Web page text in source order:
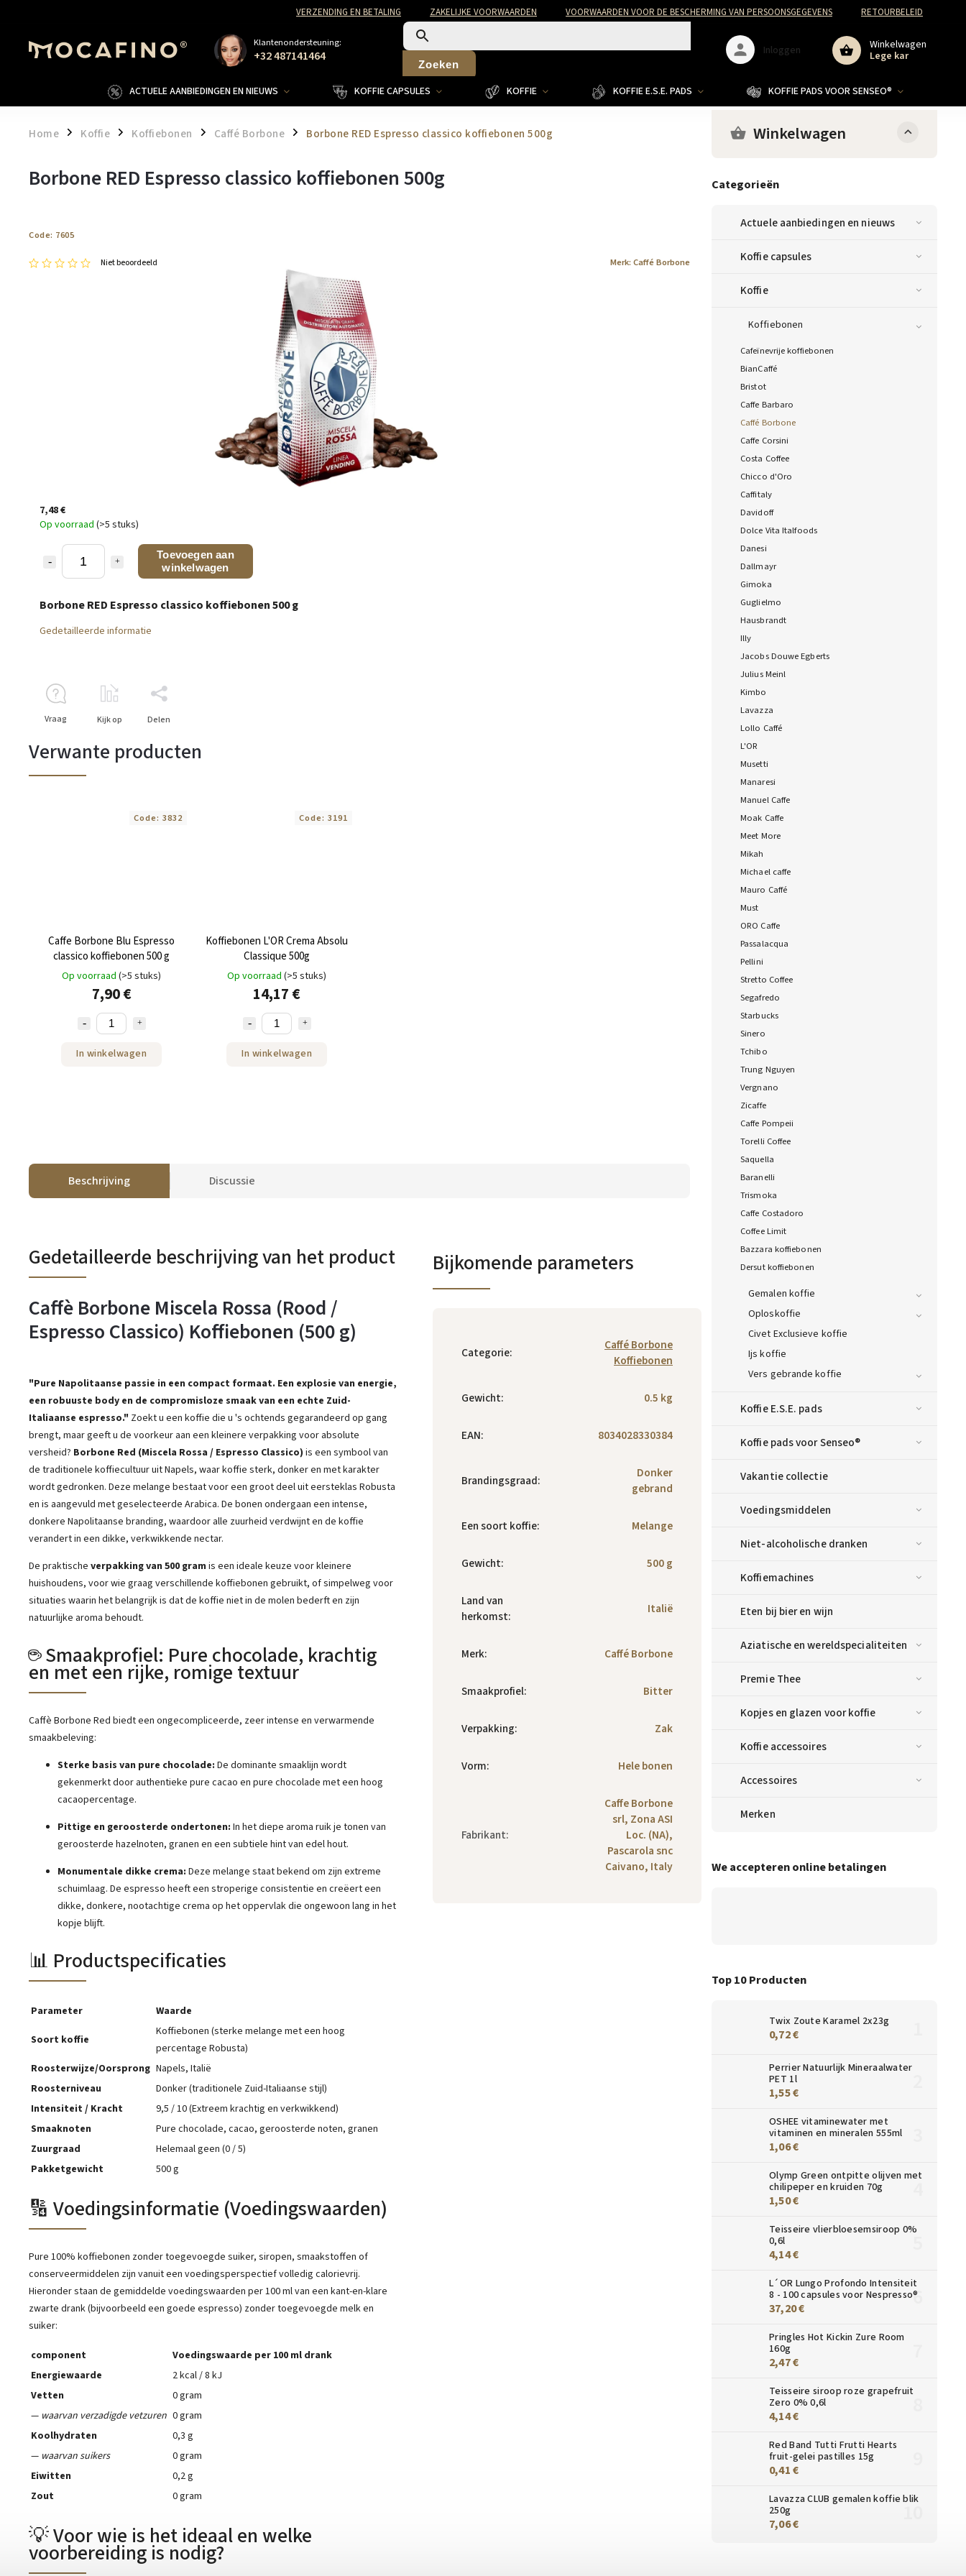
VERZENDING EN BETALING ZAKELIJKE VOORWAARDEN VOORWAARDEN VOOR DE BESCHERMING VAN PERSOONSGEGEVENS RETOURBELEID
Klantenondersteuning:
+32 487141464 Zoeken
Winkelwagen
Lege kar
Inloggen
ACTUELE AANBIEDINGEN EN NIEUWS KOFFIE CAPSULES KOFFIE KOFFIE E.S.E. PADS KOFFIE PADS VOOR SENSEO®
Home / Koffie / Koffiebonen / Caffé Borbone / Borbone RED Espresso classico koffiebonen 500g Winkelwagen
Categorieën
Actuele aanbiedingen en nieuws
Koffie capsules
Koffie
Koffiebonen
Cafeïnevrije koffiebonen
BianCaffé
Bristot
Caffe Barbaro
Caffé Borbone
Caffe Corsini
Costa Coffee
Chicco d'Oro
Caffitaly
Davidoff
Dolce Vita Italfoods
Danesi
Dallmayr
Gimoka
Guglielmo
Hausbrandt
Illy
Jacobs Douwe Egberts
Julius Meinl
Kimbo
Lavazza
Lollo Caffé
L'OR
Musetti
Manaresi
Manuel Caffe
Moak Caffe
Meet More
Mikah
Michael caffe
Mauro Caffé
Must
ORO Caffe
Passalacqua
Pellini
Stretto Coffee
Segafredo
Starbucks
Sinero
Tchibo
Trung Nguyen
Vergnano
Zicaffe
Caffe Pompeii
Torelli Coffee
Saquella
Baranelli
Trismoka
Caffe Costadoro
Coffee Limit
Bazzara koffiebonen
Dersut koffiebonen
Gemalen koffie
Oploskoffie
Civet Exclusieve koffie
Ijs koffie
Vers gebrande koffie
Koffie E.S.E. pads
Koffie pads voor Senseo®
Vakantie collectie
Voedingsmiddelen
Niet-alcoholische dranken
Koffiemachines
Eten bij bier en wijn
Aziatische en wereldspecialiteiten
Premie Thee
Kopjes en glazen voor koffie
Koffie accessoires
Accessoires
Merken
We accepteren online betalingen
Top 10 Producten
Twix Zoute Karamel 2x23g
0,72 €
Perrier Natuurlijk Mineraalwater
PET 1l
1,55 €
OSHEE vitaminewater met
vitaminen en mineralen 555ml
1,06 €
Olymp Green ontpitte olijven met
chilipeper en kruiden 70g
1,50 €
Teisseire vlierbloesemsiroop 0%
0,6l
4,14 €
L´OR Lungo Profondo Intensiteit
8 - 100 capsules voor Nespresso®
37,20 €
Pringles Hot Kickin Zure Room
160g
2,47 €
Teisseire siroop roze grapefruit
Zero 0% 0,6l
4,14 €
Red Band Tutti Frutti Hearts
fruit-gelei pastilles 15g
0,41 €
Lavazza CLUB gemalen koffie blik
250g
7,06 €
Borbone RED Espresso classico koffiebonen 500g
Code: 7605
Niet beoordeeld Merk: Caffé Borbone
7,48 €
Op voorraad (>5 stuks)
Toevoegen aan
winkelwagen
Borbone RED Espresso classico koffiebonen 500 g
Gedetailleerde informatie
Vraag Kijk op Delen
Verwante producten
Caffe Borbone Blu Espresso
classico koffiebonen 500 g
Op voorraad (>5 stuks)
7,90 €
In winkelwagen
Code: 3832
Koffiebonen L'OR Crema Absolu
Classique 500g
Op voorraad (>5 stuks)
14,17 €
In winkelwagen
Code: 3191
Beschrijving Discussie
Gedetailleerde beschrijving van het product
Caffè Borbone Miscela Rossa (Rood /
Espresso Classico) Koffiebonen (500 g)
"Pure Napolitaanse passie in een compact formaat. Een explosie van energie,
een robuuste body en de compromisloze smaak van een echte Zuid-
Italiaanse espresso." Zoekt u een koffie die u 's ochtends gegarandeerd op gang
brengt, maar geeft u de voorkeur aan een kleinere verpakking voor absolute
versheid? Borbone Red (Miscela Rossa / Espresso Classico) is een symbool van
de traditionele koffiecultuur uit Napels, waar koffie sterk, donker en met karakter
wordt gedronken. Deze melange bestaat voor een groot deel uit eersteklas Robusta
en is aangevuld met geselecteerde Arabica. De bonen ondergaan een intense,
donkere Napolitaanse branding, waardoor alle zuurheid verdwijnt en de koffie
verandert in een dikke, verkwikkende nectar.
De praktische verpakking van 500 gram is een ideale keuze voor kleinere
huishoudens, voor wie graag verschillende koffiebonen gebruikt, of simpelweg voor
situaties waarin het belangrijk is dat de koffie niet in de molen bederft en zijn
natuurlijke aroma behoudt.
☕ Smaakprofiel: Pure chocolade, krachtig
en met een rijke, romige textuur
Caffè Borbone Red biedt een ongecompliceerde, zeer intense en verwarmende
smaakbeleving:
Sterke basis van pure chocolade: De dominante smaaklijn wordt
gekenmerkt door authentieke pure cacao en pure chocolade met een hoog
cacaopercentage.
Pittige en geroosterde ondertonen: In het diepe aroma ruik je tonen van
geroosterde hazelnoten, granen en een subtiele hint van edel hout.
Monumentale dikke crema: Deze melange staat bekend om zijn extreme
schuimlaag. De espresso heeft een stroperige consistentie en creëert een
dikke, donkere, nootachtige crema op het oppervlak die ongewoon lang in het
kopje blijft.
📊 Productspecificaties
Parameter
Waarde
Soort koffie
Koffiebonen (sterke melange met een hoog
percentage Robusta)
Roosterwijze/Oorsprong Napels, Italië
Roosterniveau
Donker (traditionele Zuid-Italiaanse stijl)
Intensiteit / Kracht
9,5 / 10 (Extreem krachtig en verkwikkend)
Smaaknoten
Pure chocolade, cacao, geroosterde noten, granen
Zuurgraad
Helemaal geen (0 / 5)
Pakketgewicht
500 g
🔢 Voedingsinformatie (Voedingswaarden)
Pure 100% koffiebonen zonder toegevoegde suiker, siropen, smaakstoffen of
conserveermiddelen zijn vanuit een voedingsperspectief volledig calorievrij.
Hieronder staan ​​de gemiddelde voedingswaarden per 100 ml van een kant-en-klare
zwarte drank (bijvoorbeeld een goede espresso) zonder toegevoegde melk en
suiker:
component
Voedingswaarde per 100 ml drank
Energiewaarde
2 kcal / 8 kJ
Vetten
0 gram
— waarvan verzadigde vetzuren 0 gram
Koolhydraten
0,3 g
— waarvan suikers
0 gram
Eiwitten
0,2 g
Zout
0 gram
💡 Voor wie is het ideaal en welke
voorbereiding is nodig?
Bijkomende parameters
Categorie:
Caffé Borbone
Koffiebonen
Gewicht: 0.5 kg
EAN: 8034028330384
Brandingsgraad:
Donker
gebrand
Een soort koffie: Melange
Gewicht: 500 g
Land van
herkomst: Italië
Merk: Caffé Borbone
Smaakprofiel: Bitter
Verpakking: Zak
Vorm: Hele bonen
Fabrikant:
Caffe Borbone
srl, Zona ASI
Loc. (NA),
Pascarola snc
Caivano, Italy